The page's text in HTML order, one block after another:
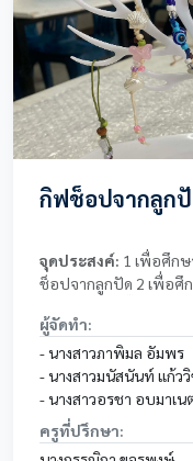
กิ๊ฟช็อปจากลูก
จุดประสงค์: 1 เพื่อศึก
ช็อปจากลูกปัด 2 เพื่อศึ
ใช้ที่มีต่อกิ๊ฟช็อปจากลูกปั
ผู้จัดทำ:
- นางสาวภาพิมล อัมพร
- นางสาวมนัสนันท์ แก้ว
- นางสาวอรชา อบมาเน
ครูที่ปรึกษา: